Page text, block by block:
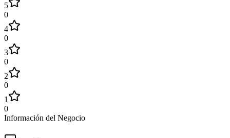
5
0
4
0
3
0
2
0
1
0
Información del Negocio